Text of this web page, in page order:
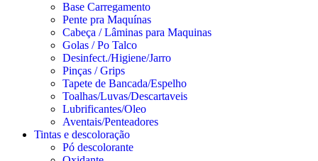
Base Carregamento
Pente pra Maquínas
Cabeça / Lâminas para Maquinas
Golas / Po Talco
Desinfect./Higiene/Jarro
Pinças / Grips
Tapete de Bancada/Espelho
Toalhas/Luvas/Descartaveis
Lubrificantes/Oleo
Aventais/Penteadores
Tintas e descoloração
Pó descolorante